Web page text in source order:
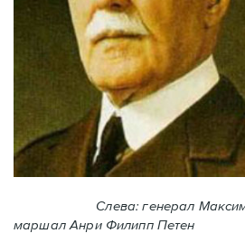
Слева: генерал
маршал Анри Филипп Петен